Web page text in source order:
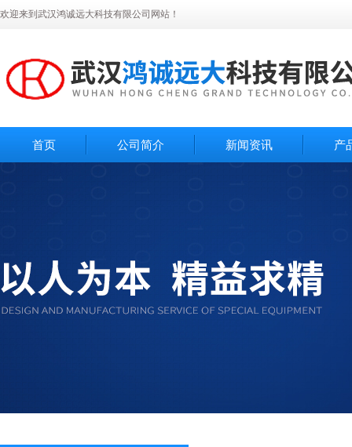
欢迎来到武汉鸿诚远大科技有限公司网站！
首页 公司简介 新闻资讯 产